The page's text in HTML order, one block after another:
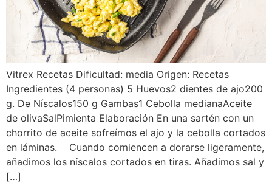
Vitrex Recetas Dificultad: media Origen: Recetas
Ingredientes (4 personas) 5 Huevos2 dientes de ajo200
g. De Níscalos150 g Gambas1 Cebolla medianaAceite
de olivaSalPimienta Elaboración En una sartén con un
chorrito de aceite sofreímos el ajo y la cebolla cortados
en láminas. Cuando comiencen a dorarse ligeramente,
añadimos los níscalos cortados en tiras. Añadimos sal y
[…]